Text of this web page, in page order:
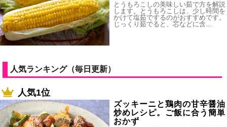
とうもろこしの美味しい茹で方を解説
します。とうもろこしは、少し時間を
かけて塩茹でするのがおすすめです。
じっくり茹でると、芯などに含…
人気ランキング（毎日更新）
人気1位
ズッキーニと鶏肉の甘辛醤油
炒めレシピ。ご飯に合う簡単
おかず